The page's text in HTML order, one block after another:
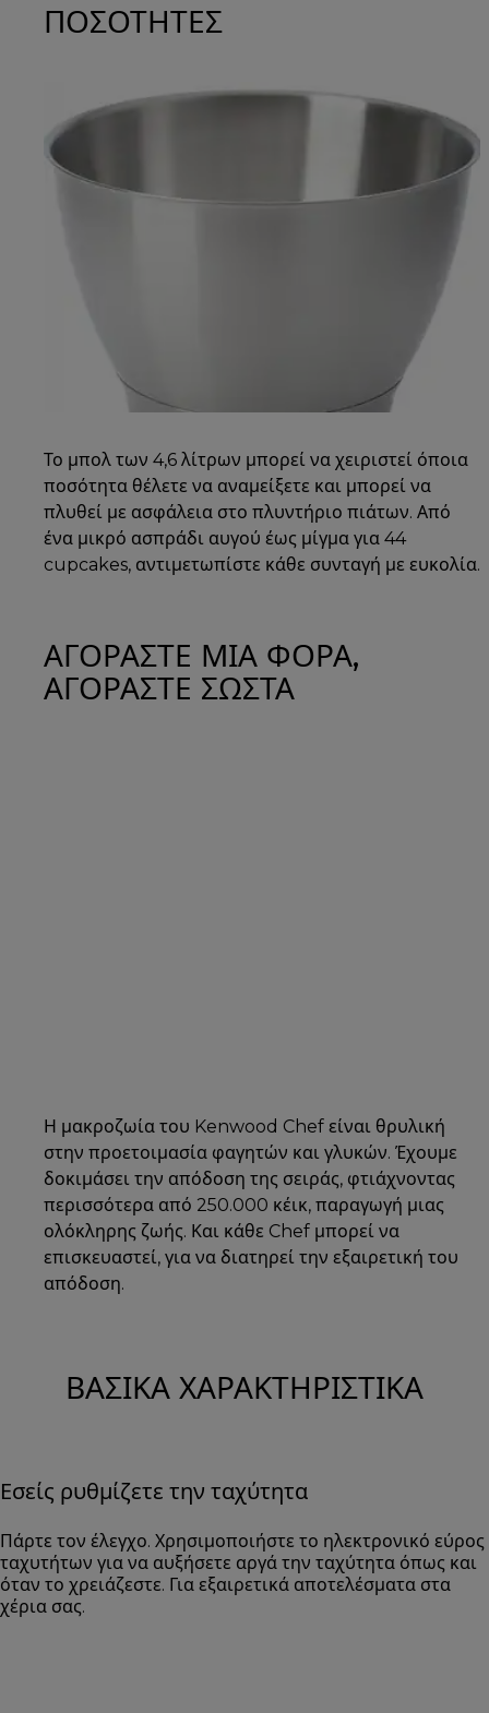
ΠΟΣΟΤΗΤΕΣ
Το μπολ των 4,6 λίτρων μπορεί να χειριστεί όποια
ποσότητα θέλετε να αναμείξετε και μπορεί να
πλυθεί με ασφάλεια στο πλυντήριο πιάτων. Από
ένα μικρό ασπράδι αυγού έως μίγμα για 44
cupcakes, αντιμετωπίστε κάθε συνταγή με ευκολία.
ΑΓΟΡΑΣΤΕ ΜΙΑ ΦΟΡΑ,
ΑΓΟΡΑΣΤΕ ΣΩΣΤΑ
Η μακροζωία του Kenwood Chef είναι θρυλική
στην προετοιμασία φαγητών και γλυκών. Έχουμε
δοκιμάσει την απόδοση της σειράς, φτιάχνοντας
περισσότερα από 250.000 κέικ, παραγωγή μιας
ολόκληρης ζωής. Και κάθε Chef μπορεί να
επισκευαστεί, για να διατηρεί την εξαιρετική του
απόδοση.
ΒΑΣΙΚΆ ΧΑΡΑΚΤΗΡΙΣΤΙΚΆ
Εσείς ρυθμίζετε την ταχύτητα
Πάρτε τον έλεγχο. Χρησιμοποιήστε το ηλεκτρονικό εύρος
ταχυτήτων για να αυξήσετε αργά την ταχύτητα όπως και
όταν το χρειάζεστε. Για εξαιρετικά αποτελέσματα στα
χέρια σας.